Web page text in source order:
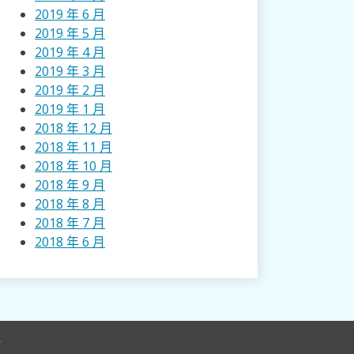
2019 年 6 月
2019 年 5 月
2019 年 4 月
2019 年 3 月
2019 年 2 月
2019 年 1 月
2018 年 12 月
2018 年 11 月
2018 年 10 月
2018 年 9 月
2018 年 8 月
2018 年 7 月
2018 年 6 月